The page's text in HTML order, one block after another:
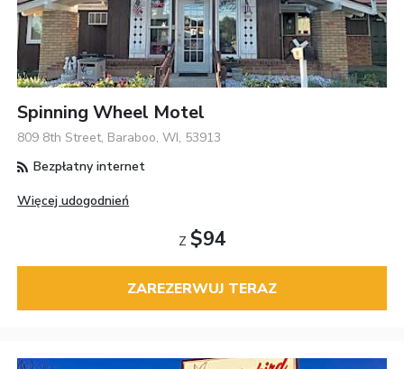
Spinning Wheel Motel
809 8th Street, Baraboo, WI, 53913
Bezpłatny internet
Więcej udogodnień
Z $94
ZAREZERWUJ TERAZ